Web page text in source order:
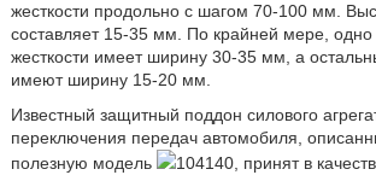
жесткости продольно с шагом 70-100 мм.
составляет 15-35 мм. По крайней мере,
жесткости имеет ширину 30-35 мм, а
имеют ширину 15-20 мм.
Известный защитный поддон силового
переключения передач автомобиля,
полезную модель
104140, принят в